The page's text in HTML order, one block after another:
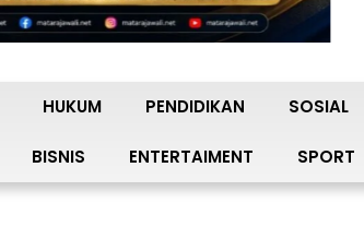
HUKUM PENDIDIKAN SOSIAL
BISNIS ENTERTAIMENT SPORT